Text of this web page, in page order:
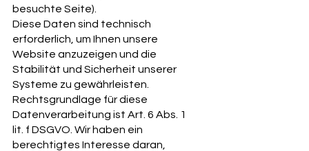
besuchte Seite).
Diese Daten sind technisch
erforderlich, um Ihnen unsere
Website anzuzeigen und die
Stabilität und Sicherheit unserer
Systeme zu gewährleisten.
Rechtsgrundlage für diese
Datenverarbeitung ist Art. 6 Abs. 1
lit. f DSGVO. Wir haben ein
berechtigtes Interesse daran,